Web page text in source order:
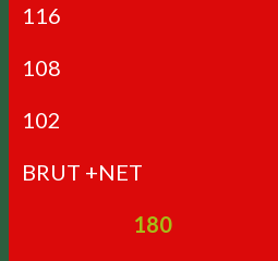
116
108
102
BRUT +NET
180